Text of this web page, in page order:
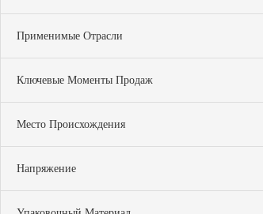
Применимые Отрасли
Ключевые Моменты Продаж
Место Происхождения
Напряжение